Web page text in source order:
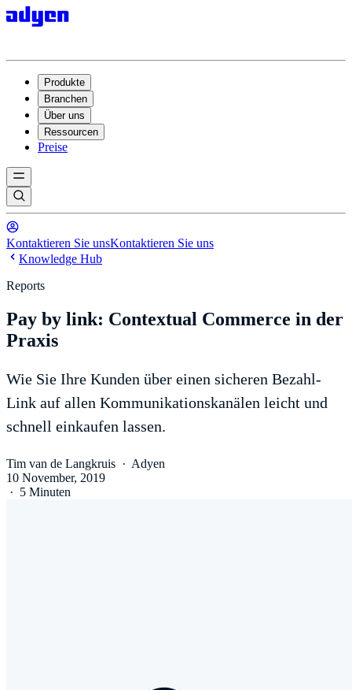
Produkte
Branchen
Über uns
Ressourcen
Preise
Kontaktieren Sie unsKontaktieren Sie uns
Knowledge Hub
Reports
Pay by link: Contextual Commerce in der
Praxis
Wie Sie Ihre Kunden über einen sicheren Bezahl-
Link auf allen Kommunikationskanälen leicht und
schnell einkaufen lassen.
Tim van de Langkruis · Adyen
10 November, 2019
· 5 Minuten